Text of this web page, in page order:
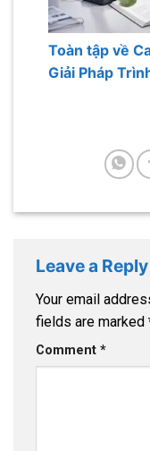
Toàn tập về
Giải Pháp
Leave a Reply
Your email
fields are marked
Comment *